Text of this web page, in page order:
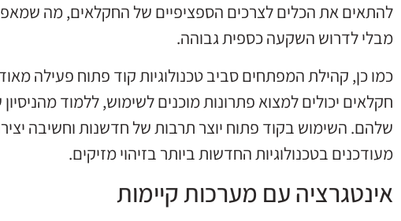
להתאים את הכלים לצרכים הספציפיים של החקלאים, מה
מבלי לדרוש השקעה כספית גבוהה.
כמו כן, קהילת המפתחים סביב טכנולוגיות קוד פתוח פעילה
חקלאים יכולים למצוא פתרונות מוכנים לשימוש, ללמוד
שלהם. השימוש בקוד פתוח יוצר תרבות של חדשנות וחשיבה
מעודכנים בטכנולוגיות החדשות ביותר בזיהוי מזיקים.
אינטגרציה עם מערכות קיימות